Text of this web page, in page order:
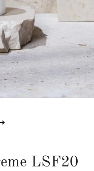
LSF20